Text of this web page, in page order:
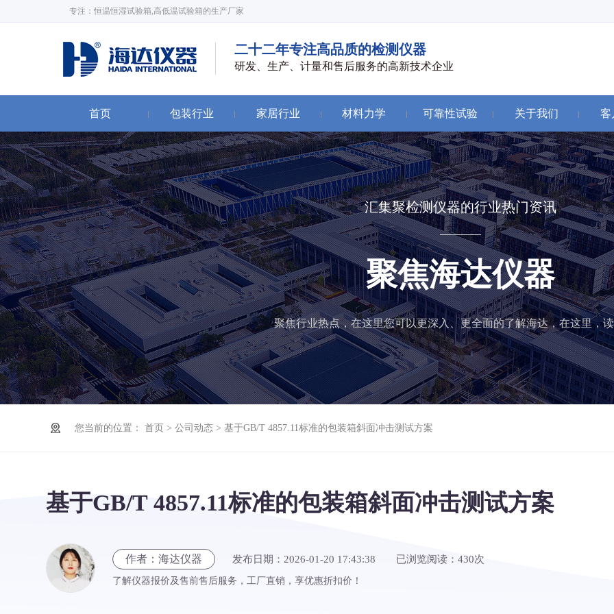
专注：恒温恒湿试验箱,高低温试验箱的生产厂家
二十二年专注高品质的检测仪器
研发、生产、计量和售后服务的高新技术企业
首页 包装行业 家居行业 材料力学 可靠性试验 关于我们 客
汇集聚检测仪器的行业热门资讯
聚焦海达仪器
聚焦行业热点，在这里您可以更深入、更全面的了解海达，在这里，
您当前的位置： 首页 > 公司动态> 基于GB/T 4857.11标准的包装箱斜面冲击测试方案
基于GB/T 4857.11标准的包装箱斜面冲击测试方案
作者：海达仪器 发布日期：2026-01-20 17:43:38 已浏览阅读：430次
了解仪器报价及售前售后服务，工厂直销，享优惠折扣价！